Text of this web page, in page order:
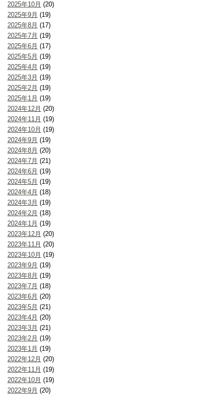
2025年10月 (20)
2025年9月 (19)
2025年8月 (17)
2025年7月 (19)
2025年6月 (17)
2025年5月 (19)
2025年4月 (19)
2025年3月 (19)
2025年2月 (19)
2025年1月 (19)
2024年12月 (20)
2024年11月 (19)
2024年10月 (19)
2024年9月 (19)
2024年8月 (20)
2024年7月 (21)
2024年6月 (19)
2024年5月 (19)
2024年4月 (18)
2024年3月 (19)
2024年2月 (18)
2024年1月 (19)
2023年12月 (20)
2023年11月 (20)
2023年10月 (19)
2023年9月 (19)
2023年8月 (19)
2023年7月 (18)
2023年6月 (20)
2023年5月 (21)
2023年4月 (20)
2023年3月 (21)
2023年2月 (19)
2023年1月 (19)
2022年12月 (20)
2022年11月 (19)
2022年10月 (19)
2022年9月 (20)